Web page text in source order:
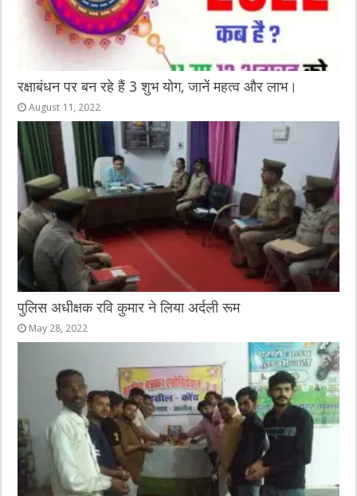
रक्षाबंधन पर बन रहे हैं 3 शुभ योग, जानें महत्व और लाभ।
August 11, 2022
पुलिस अधीक्षक रवि कुमार ने लिया अर्दली रूम
May 28, 2022